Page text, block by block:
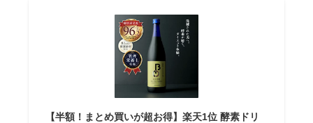
【半額！まとめ買いが超お得】楽天1位 酵素ドリ